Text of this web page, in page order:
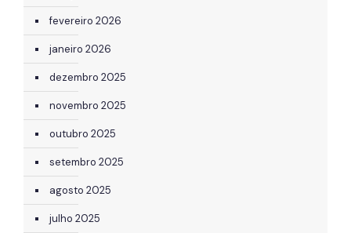
fevereiro 2026
janeiro 2026
dezembro 2025
novembro 2025
outubro 2025
setembro 2025
agosto 2025
julho 2025